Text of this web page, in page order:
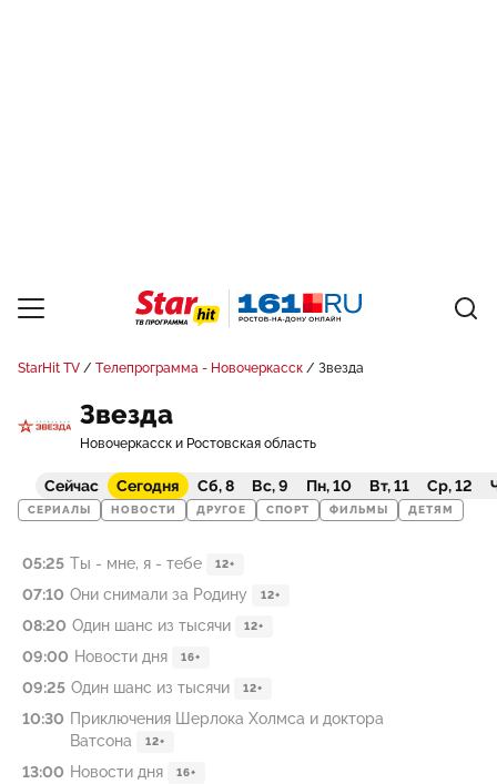
StarHit TV Телепрограмма - Новочеркасск Звезда
Звезда
Новочеркасск и Ростовская область
Сейчас Сегодня Сб, 8 Вс, 9 Пн, 10 Вт, 11 Ср, 12
СЕРИАЛЫ НОВОСТИ ДРУГОЕ СПОРТ ФИЛЬМЫ ДЕТЯМ
05:25 Ты - мне, я - тебе 12+
07:10 Они снимали за Родину 12+
08:20 Один шанс из тысячи 12+
09:00 Новости дня 16+
09:25 Один шанс из тысячи 12+
10:30 Приключения Шерлока Холмса и доктора
Ватсона
12+
13:00 Новости дня 16+